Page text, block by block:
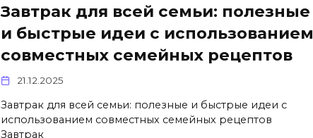
Завтрак для всей семьи: полезные
и быстрые идеи с использованием
совместных семейных рецептов
21.12.2025
Завтрак для всей семьи: полезные и быстрые идеи с
использованием совместных семейных рецептов
Завтрак